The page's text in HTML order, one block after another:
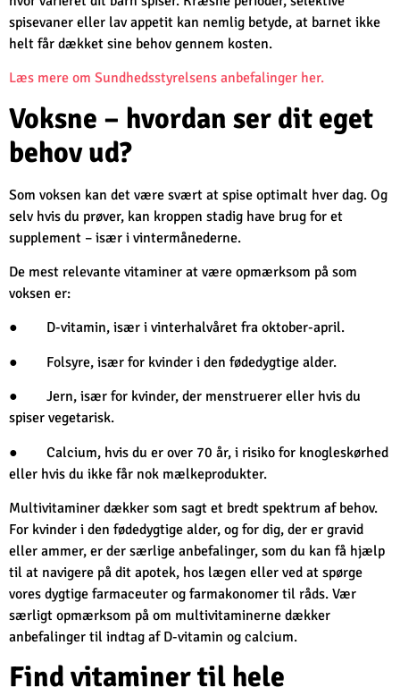
spisevaner eller lav appetit kan nemlig betyde, at barnet ikke
helt får dækket sine behov gennem kosten.
Læs mere om Sundhedsstyrelsens anbefalinger her.
Voksne – hvordan ser dit eget
behov ud?
Som voksen kan det være svært at spise optimalt hver dag. Og
selv hvis du prøver, kan kroppen stadig have brug for et
supplement – især i vintermånederne.
De mest relevante vitaminer at være opmærksom på som
voksen er:
● D-vitamin, især i vinterhalvåret fra oktober-april.
● Folsyre, især for kvinder i den fødedygtige alder.
● Jern, især for kvinder, der menstruerer eller hvis du
spiser vegetarisk.
● Calcium, hvis du er over 70 år, i risiko for knogleskørhed
eller hvis du ikke får nok mælkeprodukter.
Multivitaminer dækker som sagt et bredt spektrum af behov.
For kvinder i den fødedygtige alder, og for dig, der er gravid
eller ammer, er der særlige anbefalinger, som du kan få hjælp
til at navigere på dit apotek, hos lægen eller ved at spørge
vores dygtige farmaceuter og farmakonomer til råds. Vær
særligt opmærksom på om multivitaminerne dækker
anbefalinger til indtag af D-vitamin og calcium.
Find vitaminer til hele